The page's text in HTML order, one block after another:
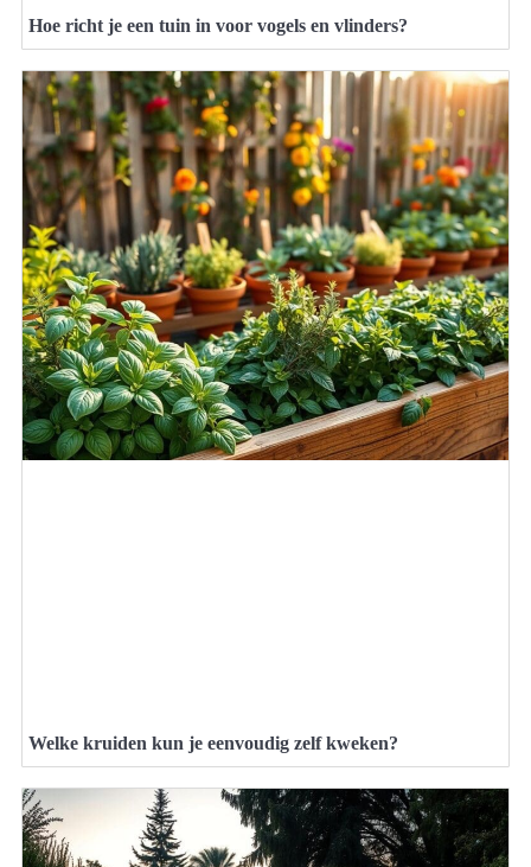
Hoe richt je een tuin in voor vogels en vlinders?
Welke kruiden kun je eenvoudig zelf kweken?